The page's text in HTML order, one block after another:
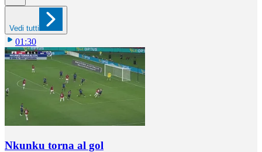
Vedi tutti
01:30
Nkunku torna al gol